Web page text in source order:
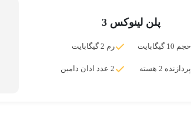
پلن لینوکس 3
حجم 10 گیگابایت رم 2 گیگابایت
پردازنده 2 هسته 2 عدد ادان دامین